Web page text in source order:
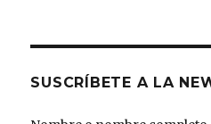
SUSCRÍBETE A LA